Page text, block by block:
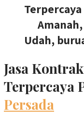
Udah,
Jasa
Terpercaya
Persada